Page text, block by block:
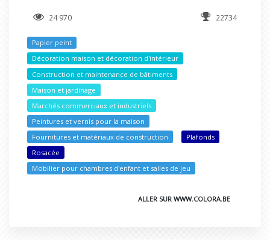
24 970 22734
Papier peint
Décoration maison et décoration d'intérieur
Construction et maintenance de bâtiments
Maison et jardinage
Marchés commerciaux et industriels
Peintures et vernis pour la maison
Fournitures et matériaux de construction
Plafonds
Rosacée
Mobilier pour chambres d'enfant et salles de jeu
ALLER SUR WWW.COLORA.BE